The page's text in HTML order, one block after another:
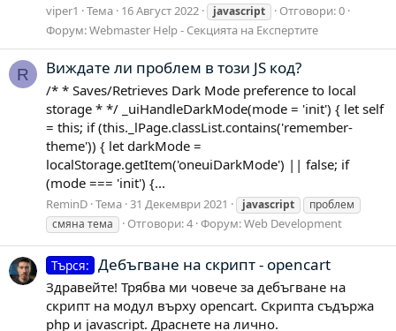
viper1 Тема 16 Август 2022 javascript
Отговори: 0
Форум:Webmaster Help - Секцията на Експертите
R Виждате ли проблем в този JS код?
/* * Saves/Retrieves Dark Mode preference to local
storage * */ _uiHandleDarkMode(mode = 'init') { let self
= this; if (this._lPage.classList.contains('remember-
theme')) { let darkMode =
localStorage.getItem('oneuiDarkMode') || false; if
(mode === 'init') {...
ReminD Тема 31 Декември 2021 javascript
проблем
смяна тема
Отговори: 4 Форум:Web Development
Търся: Дебъгване на скрипт - opencart
Здравейте! Трябва ми човече за дебъгване на
скрипт на модул върху opencart. Скрипта съдържа
php и javascript. Драснете на лично.